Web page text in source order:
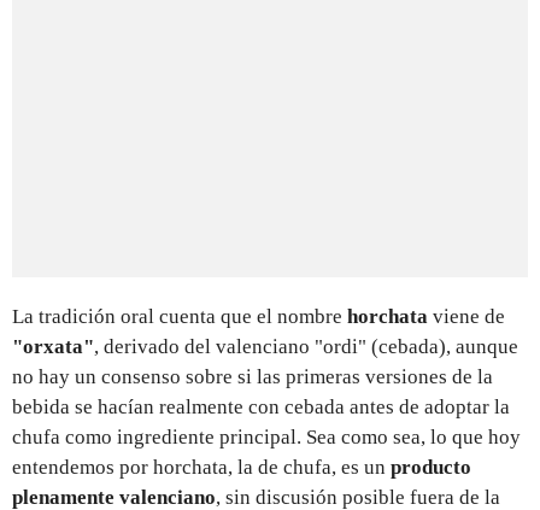
La tradición oral cuenta que el nombre horchata viene de
"orxata", derivado del valenciano "ordi" (cebada), aunque
no hay un consenso sobre si las primeras versiones de la
bebida se hacían realmente con cebada antes de adoptar la
chufa como ingrediente principal. Sea como sea, lo que hoy
entendemos por horchata, la de chufa, es un producto
plenamente valenciano, sin discusión posible fuera de la